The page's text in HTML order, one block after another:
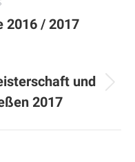
2016 / 2017
und
2017